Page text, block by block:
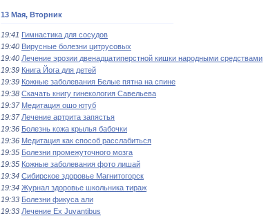
13 Мая, Вторник
19:41 Гимнастика для сосудов
19:40 Вирусные болезни цитрусовых
19:40 Лечение эрозии двенадцатиперстной кишки народными средствами
19:39 Книга Йога для детей
19:39 Кожные заболевания Белые пятна на спине
19:38 Скачать книгу гинекология Савельева
19:37 Медитация ошо ютуб
19:37 Лечение артрита запястья
19:36 Болезнь кожа крылья бабочки
19:36 Медитация как способ расслабиться
19:35 Болезни промежуточного мозга
19:35 Кожные заболевания фото лишай
19:34 Сибирское здоровье Магнитогорск
19:34 Журнал здоровье школьника тираж
19:33 Болезни фикуса али
19:33 Лечение Ex Juvantibus